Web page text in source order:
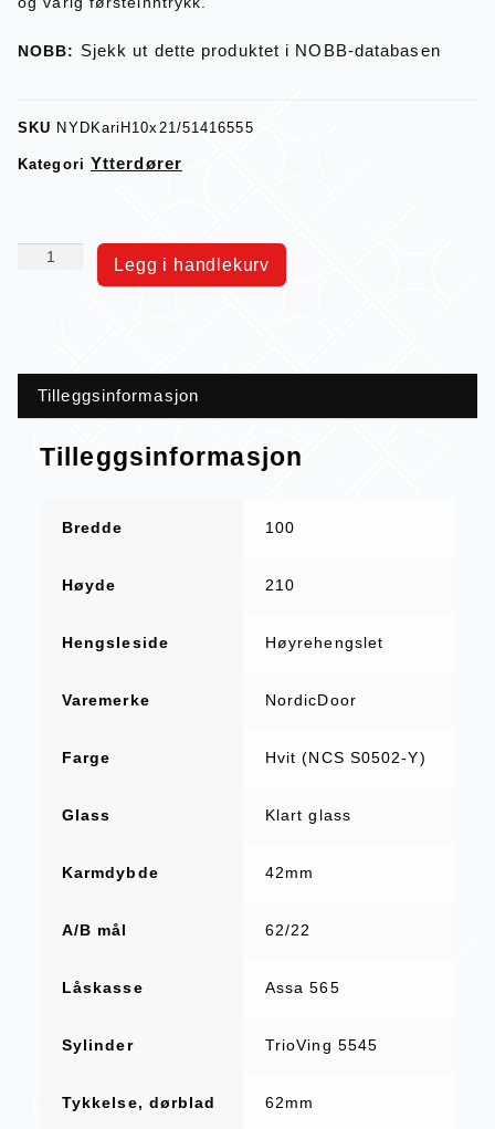
NOBB: Sjekk ut dette produktet i NOBB-databasen
SKU NYDKariH10x21/51416555
Kategori Ytterdører
Legg i handlekurv
Tilleggsinformasjon
Tilleggsinformasjon
Bredde 100
Høyde 210
Hengsleside Høyrehengslet
Varemerke NordicDoor
Farge Hvit (NCS S0502-Y)
Glass Klart glass
Karmdybde 42mm
A/B mål 62/22
Låskasse Assa 565
Sylinder TrioVing 5545
Tykkelse, dørblad 62mm